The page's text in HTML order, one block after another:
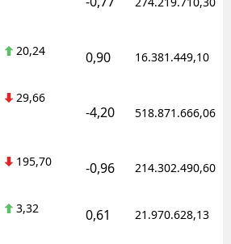
20,24 0,90 16.381.449,10
29,66
-4,20 518.871.666,06
195,70 -0,96 214.302.490,60
3,32 0,61 21.970.628,13